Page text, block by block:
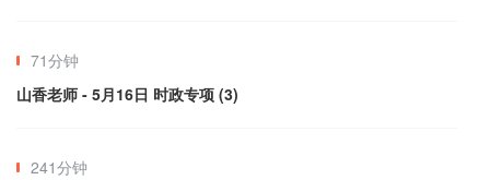
71分钟
山香老师 - 5月16日 时政专项 (3)
241分钟